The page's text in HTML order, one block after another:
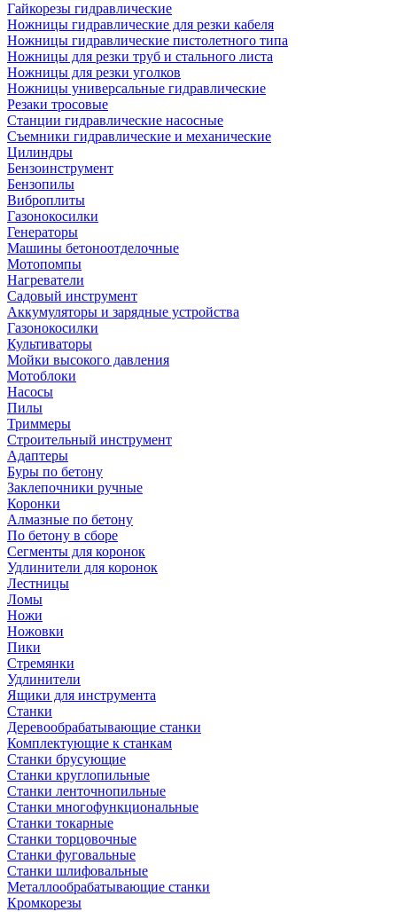
Гайкорезы гидравлические
Ножницы гидравлические для резки кабеля
Ножницы гидравлические пистолетного типа
Ножницы для резки труб и стального листа
Ножницы для резки уголков
Ножницы универсальные гидравлические
Резаки тросовые
Станции гидравлические насосные
Съемники гидравлические и механические
Цилиндры
Бензоинструмент
Бензопилы
Виброплиты
Газонокосилки
Генераторы
Машины бетоноотделочные
Мотопомпы
Нагреватели
Садовый инструмент
Аккумуляторы и зарядные устройства
Газонокосилки
Культиваторы
Мойки высокого давления
Мотоблоки
Насосы
Пилы
Триммеры
Строительный инструмент
Адаптеры
Буры по бетону
Заклепочники ручные
Коронки
Алмазные по бетону
По бетону в сборе
Сегменты для коронок
Удлинители для коронок
Лестницы
Ломы
Ножи
Ножовки
Пики
Стремянки
Удлинители
Ящики для инструмента
Станки
Деревообрабатывающие станки
Комплектующие к станкам
Станки брусующие
Станки круглопильные
Станки ленточнопильные
Станки многофункциональные
Станки токарные
Станки торцовочные
Станки фуговальные
Станки шлифовальные
Металлообрабатывающие станки
Кромкорезы